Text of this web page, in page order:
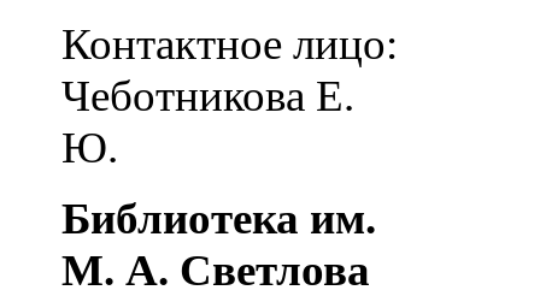
Контактное лицо:
Чеботникова Е.
Ю.
Библиотека им.
М. А. Светлова